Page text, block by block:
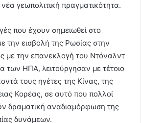
νέα γεωπολιτική πραγματικότητα.
που έχουν σημειωθεί στο
την εισβολή της Ρωσίας στην
με την επανεκλογή του Ντόναλντ
των ΗΠΑ, λειτούργησαν με τέτοιο
τους ηγέτες της Κίνας, της
Κορέας, σε αυτό που πολλοί
δραματική αναδιαμόρφωση της
δυνάμεων.